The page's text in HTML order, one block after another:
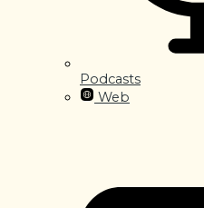
Podcasts
Web